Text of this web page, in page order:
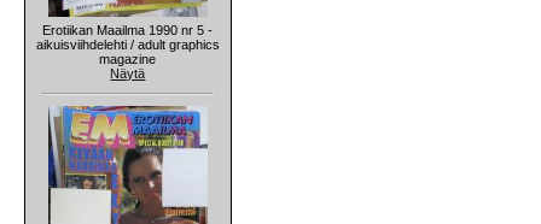
Erotiikan Maailma 1990 nr 5 -
aikuisviihdelehti / adult graphics
magazine
Näytä